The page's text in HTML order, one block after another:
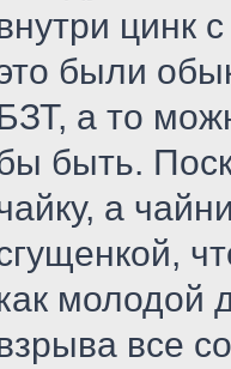
цинк
были
а то
быть.
а
молодой
все